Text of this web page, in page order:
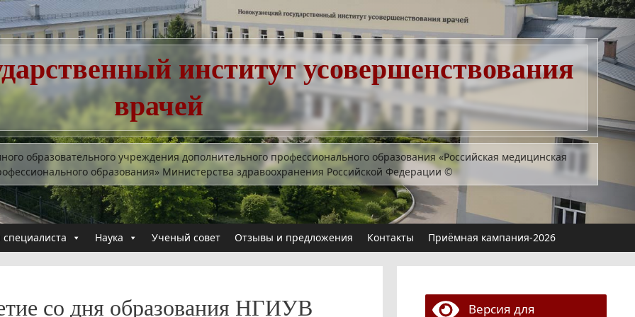
институт усовершенствования
врачей
образовательного учреждения дополнительного профессионального образования «Российская медицинская
образования» Министерства здравоохранения Российской Федерации©
Наука Ученый совет Отзывы и предложения Контакты Приёмная кампания-2026
со дня образования НГИУВ
Версия для